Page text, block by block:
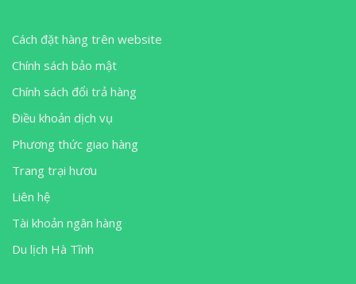
Cách đặt hàng trên website
Chính sách bảo mật
Chính sách đổi trả hàng
Điều khoản dịch vụ
Phương thức giao hàng
Trang trại hươu
Liên hệ
Tài khoản ngân hàng
Du lịch Hà Tĩnh